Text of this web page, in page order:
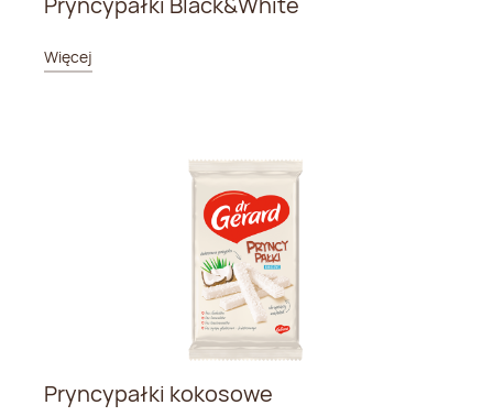
Więcej
Pryncypałki kokosowe